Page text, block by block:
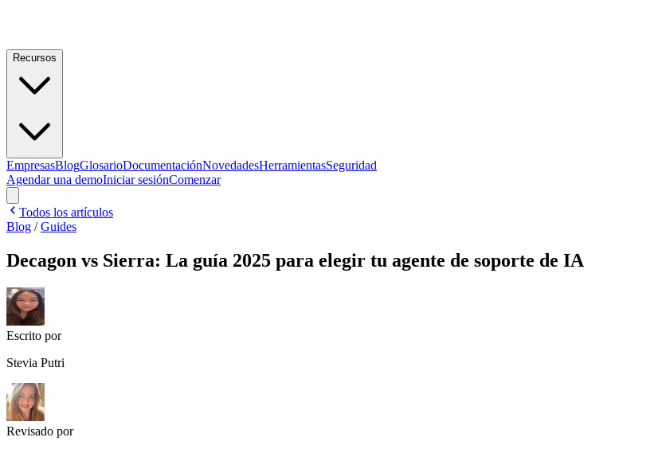
Recursos
EmpresasBlogGlosarioDocumentaciónNovedadesHerramientasSeguridad
Agendar una demoIniciar sesiónComenzar
Todos los artículos
Blog /Guides
Decagon vs Sierra: La guía 2025 para elegir tu agente de soporte de IA
Escrito por
Stevia Putri
Revisado por